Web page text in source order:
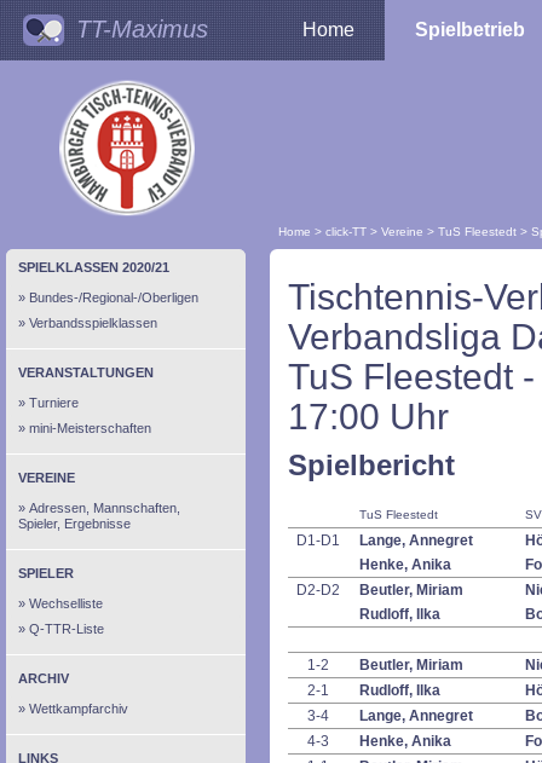
TT-Maximus Home Spielbetrieb
Home > click-TT > Vereine > TuS Fleestedt >
SPIELKLASSEN 2020/21
Bundes-/Regional-/Oberligen
Verbandsspielklassen
VERANSTALTUNGEN
Turniere
mini-Meisterschaften
VEREINE
Adressen, Mannschaften,
Spieler, Ergebnisse
SPIELER
Wechselliste
Q-TTR-Liste
ARCHIV
Wettkampfarchiv
LINKS
Tischtennis-
Verbandsliga
TuS Fleestedt
17:00 Uhr
Spielbericht
TuS Fleestedt
D1-D1
Lange, Annegret
Henke, Anika
D2-D2
Beutler, Miriam
Rudloff, Ilka
1-2 Beutler, Miriam
2-1
Rudloff, Ilka
3-4
Lange, Annegret
4-3
Henke, Anika